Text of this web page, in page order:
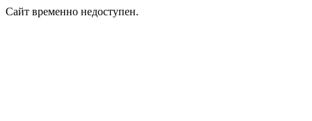
Сайт временно недоступен.